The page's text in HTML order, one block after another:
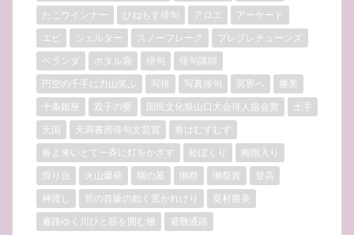
たこウインナー
ひねもす俳句 アロエ
アーケード
エビ
シェルター スノーフレーク
プレプレチューンズ
ベランダ
ホタル袋 俳句
俳句講師
円空の千手に力山笑ふ
写俳 写真俳句 冥界へ
勝美
十条銀座
双子の嬰 国民文化祭山口大会俳人協会賞
土手
天国
天満書房俳句文芸賞
春はむずむず
春よ来いとて一斉に灯をかざす
松ぼくり
梅雨入り
滑り台
火山爆発 猫の墓 獺祭 獺祭賞
登高
神渡し
筍の首級の如く置かれけり
粟村勝美
遍路ゆく川ひと筋を囲む柵
避難通路